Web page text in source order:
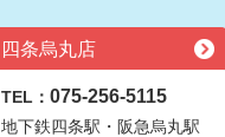
四条烏丸店
TEL： 075-256-5115
地下鉄四条駅・阪急烏丸駅